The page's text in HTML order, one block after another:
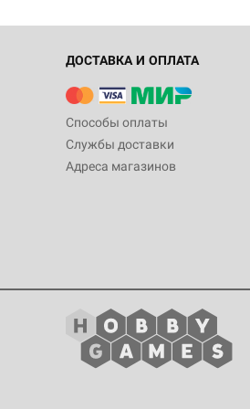
ДОСТАВКА И ОПЛАТА
Способы оплаты
Службы доставки
Адреса магазинов